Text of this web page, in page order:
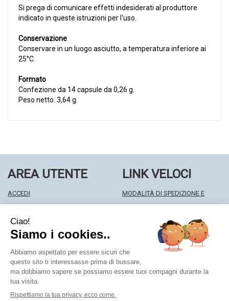
Si prega di comunicare effetti indesiderati al produttore
indicato in queste istruzioni per l'uso.
Conservazione
Conservare in un luogo asciutto, a temperatura inferiore ai
25°C.
Formato
Confezione da 14 capsule da 0,26 g.
Peso netto: 3,64 g.
AREA UTENTE
ACCEDI
WISHLIST
ISCRIZIONE ALLA NEWSLETTER
LINK VELOCI
MODALITÀ DI SPEDIZIONE E
MODALITÀ DI PAGAMENTO
INFORMATIVA PRIVACY
CONDIZIONI DI VENDITA
Farmacia Centrale Srl